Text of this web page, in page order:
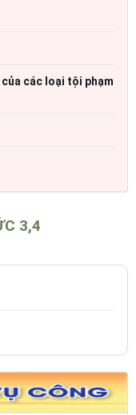
các loại tội phạm
3,4